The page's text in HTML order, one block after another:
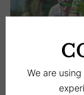
LÆS MERE
We are